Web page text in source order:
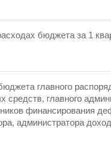
бюджета за 1
главного
средств, главного
финансирования
администратора